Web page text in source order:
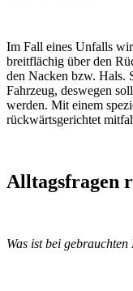
Im Fall eines Unfalls
breitflächig über den
den Nacken bzw. Hals.
Fahrzeug, deswegen
werden. Mit einem
rückwärtsgerichtet
Alltagsfragen
Was ist bei